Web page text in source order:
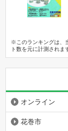
※このランキングは、
ト数を元に計測されま
オンライン
花巻市